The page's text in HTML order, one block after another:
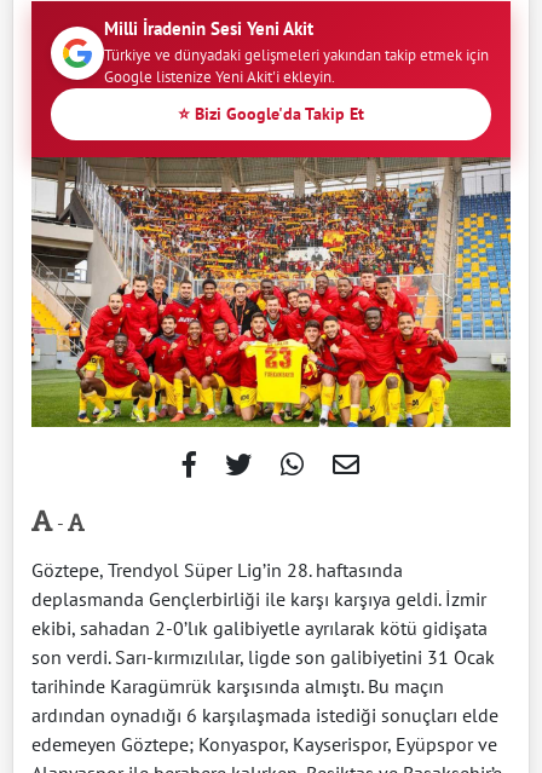
Milli İradenin Sesi Yeni Akit
Türkiye ve dünyadaki gelişmeleri yakından takip etmek için
Google listenize Yeni Akit'i ekleyin.
⭐ Bizi Google'da Takip Et
-
Göztepe, Trendyol Süper Lig’in 28. haftasında
deplasmanda Gençlerbirliği ile karşı karşıya geldi. İzmir
ekibi, sahadan 2-0’lık galibiyetle ayrılarak kötü gidişata
son verdi. Sarı-kırmızılılar, ligde son galibiyetini 31 Ocak
tarihinde Karagümrük karşısında almıştı. Bu maçın
ardından oynadığı 6 karşılaşmada istediği sonuçları elde
edemeyen Göztepe; Konyaspor, Kayserispor, Eyüpspor ve